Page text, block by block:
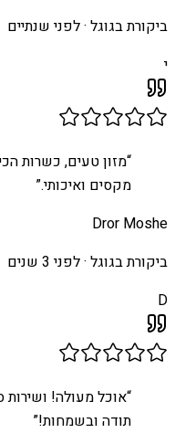
ביקורת בגוגל ·לפני שנתיים
י
“מזון טעים, כשרות
מקסים ואיכותי.”
Dror Moshe
ביקורת בגוגל ·לפני 3 שנים
D
“אוכל מעולה!
תודה ובשמחות!”